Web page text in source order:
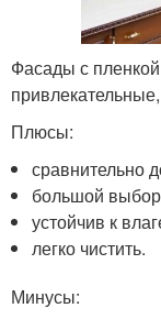
Фасады с
Плюсы:
сравнительно
большой
устойчив к
легко чистить.
Минусы: